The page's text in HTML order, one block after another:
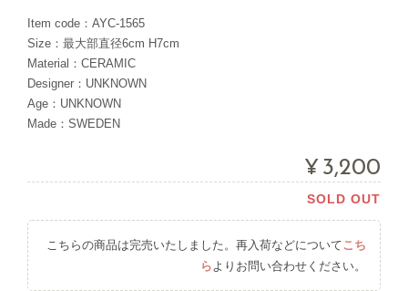
Item code：AYC-1565
Size：最大部直径6cm H7cm
Material：CERAMIC
Designer：UNKNOWN
Age：UNKNOWN
Made：SWEDEN
¥3,200
SOLD OUT
こちらの商品は完売いたしました。再入荷などについてこち
ら よりお問い合わせください。